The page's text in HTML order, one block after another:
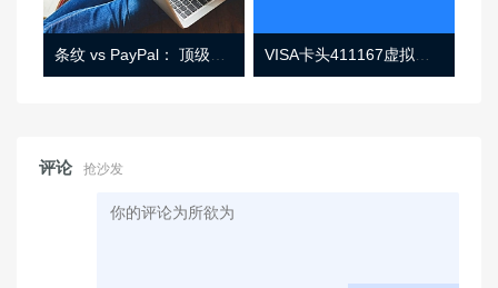
条纹 vs PayPal： 顶级功能， 定价 （和更多！ VISA卡头411167虚拟卡基础信息
评论 抢沙发